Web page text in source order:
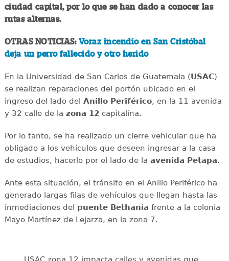
ciudad capital, por lo que se han dado a conocer las
rutas alternas.
OTRAS NOTICIAS: Voraz incendio en San Cristóbal
deja un perro fallecido y otro herido
En la Universidad de San Carlos de Guatemala (USAC)
se realizan reparaciones del portón ubicado en el
ingreso del lado del Anillo Periférico, en la 11 avenida
y 32 calle de la zona 12capitalina.
Por lo tanto, se ha realizado un cierre vehicular que ha
obligado a los vehículos que deseen ingresar a la casa
de estudios, hacerlo por el lado de la avenida Petapa.
Ante esta situación, el tránsito en el Anillo Periférico ha
generado largas filas de vehículos que llegan hasta las
inmediaciones del puente Bethania frente a la colonia
Mayo Martínez de Lejarza, en la zona 7.